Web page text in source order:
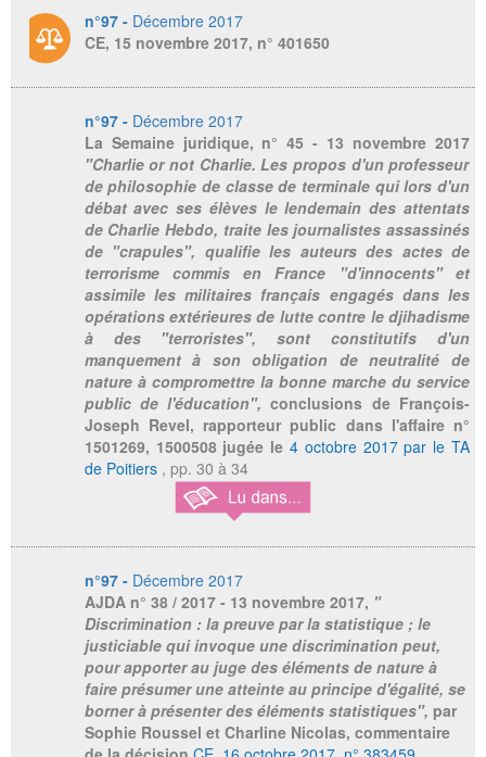
n°97 - Décembre 2017
CE, 15 novembre 2017, n° 401650
n°97 - Décembre 2017
La Semaine juridique, n° 45 - 13 novembre 2017
"Charlie or not Charlie. Les propos d'un professeur
de philosophie de classe de terminale qui lors d'un
débat avec ses élèves le lendemain des attentats
de Charlie Hebdo, traite les journalistes assassinés
de "crapules", qualifie les auteurs des actes de
terrorisme commis en France "d'innocents" et
assimile les militaires français engagés dans les
opérations extérieures de lutte contre le djihadisme
à des "terroristes", sont constitutifs d'un
manquement à son obligation de neutralité de
nature à compromettre la bonne marche du service
public de l'éducation",conclusions de François-
Joseph Revel, rapporteur public dans l'affaire n°
1501269, 1500508 jugée le 4 octobre 2017 par le TA
de Poitiers, pp. 30 à 34
n°97 - Décembre 2017
AJDA n° 38 / 2017 - 13 novembre 2017, "
Discrimination : la preuve par la statistique ; le
justiciable qui invoque une discrimination peut,
pour apporter au juge des éléments de nature à
faire présumer une atteinte au principe d'égalité, se
borner à présenter des éléments statistiques", par
Sophie Roussel et Charline Nicolas, commentaire